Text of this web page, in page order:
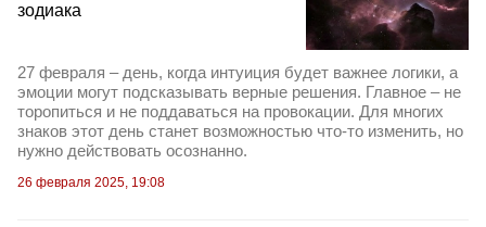
зодиака
27 февраля – день, когда интуиция будет важнее логики, а
эмоции могут подсказывать верные решения. Главное – не
торопиться и не поддаваться на провокации. Для многих
знаков этот день станет возможностью что-то изменить, но
нужно действовать осознанно.
26 февраля 2025, 19:08